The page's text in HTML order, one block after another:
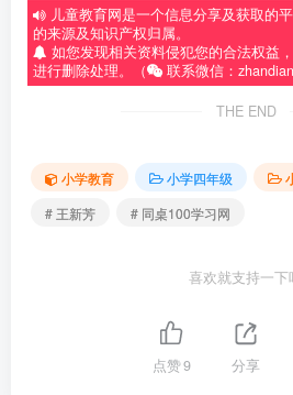
儿童教育网是一个信息分享及获取的
的来源及知识产权归属。
如您发现相关资料侵犯您的合法权益
进行删除处理。（
联系微信：
THE END
小学教育 小学四年级
# 王新芳
# 同桌100学习网
喜欢就支持一下
点赞9 分享